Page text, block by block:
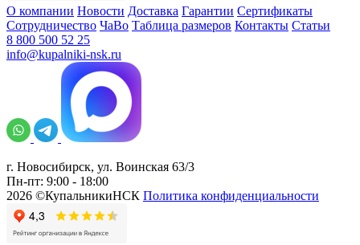
О компании Новости Доставка Гарантии Сертификаты
Сотрудничество ЧаВо Таблица размеров Контакты Статьи
8 800 500 52 25
info@kupalniki-nsk.ru
г. Новосибирск, ул. Воинская 63/3
Пн-пт: 9:00 - 18:00
2026 ©КупальникиНСК Политика конфиденциальности